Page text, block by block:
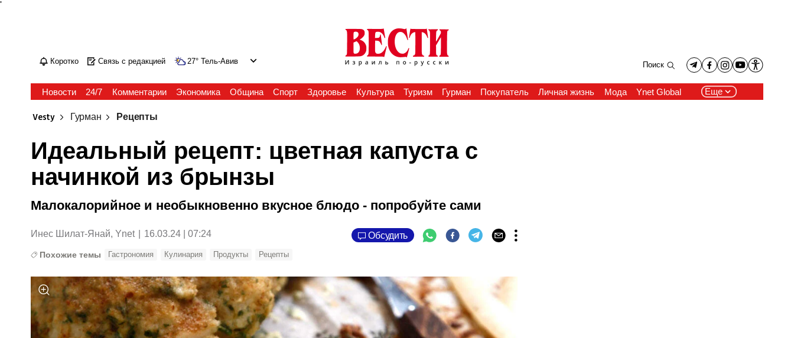
'
Коротко Связь с редакцией 27° Тель-Авив Поиск
Новости 24/7 Комментарии Экономика Община Спорт Здоровье Культура Туризм Гурман Покупатель Личная жизнь Мода Ynet Global Еще
Vesty Гурман Рецепты
Идеальный рецепт: цветная капуста с
начинкой из брынзы
Малокалорийное и необыкновенно вкусное блюдо - попробуйте сами
Инес Шилат-Янай, Ynet 16.03.24 | 07:24 Обсудить
Похожие темы Гастрономия Кулинария Продукты Рецепты